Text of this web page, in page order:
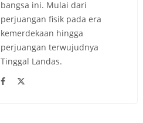
bangsa ini. Mulai dari
perjuangan fisik pada era
kemerdekaan hingga
perjuangan terwujudnya
Tinggal Landas.